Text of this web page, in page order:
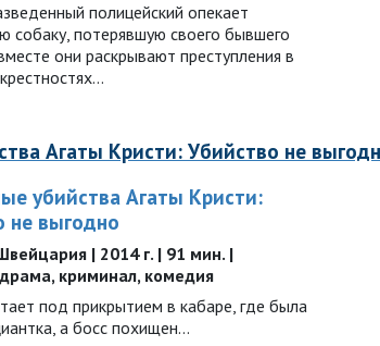
полицейский опекает
собаку, потерявшую своего бывшего
они раскрывают преступления в
Агаты Кристи: Убийство не
убийства Агаты Кристи:
не выгодно
| 2014 г. | 91 мин. |
криминал, комедия
под прикрытием в кабаре, где была
а босс похищен…